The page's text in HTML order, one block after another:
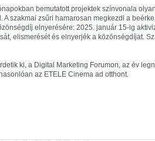
bemutatott projektek színvonala
szakmai zsűri hamarosan megkezdi a
elnyerésére: 2025. január 15-ig
elismerését és elnyerjék a közönségdíjat.
ki, a Digital Marketing Forumon, az év
az ETELE Cinema ad otthont.